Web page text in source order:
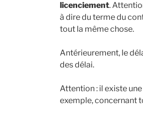
licenciement.
à dire du terme du
tout la même chose.
Antérieurement, le
des délai.
Attention : il existe
exemple, concernant